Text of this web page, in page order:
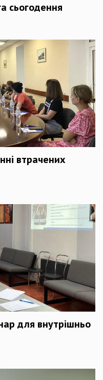
сьогодення
втрачених
для внутрішньо